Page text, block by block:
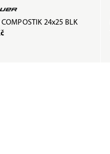
COMPOSTIK 24x25 BLK